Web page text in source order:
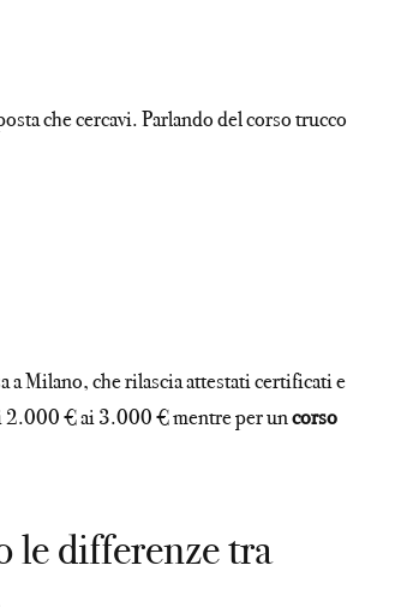
che cercavi. Parlando del corso trucco
a Milano, che rilascia attestati certificati e
2.000 € ai 3.000 € mentre per uncorso
le differenze tra